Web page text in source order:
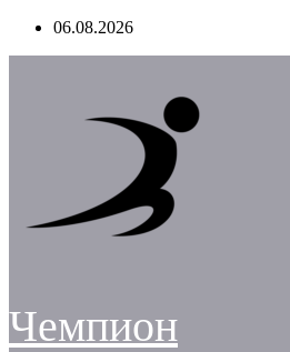
Перейти06.08.2026
Чемпион